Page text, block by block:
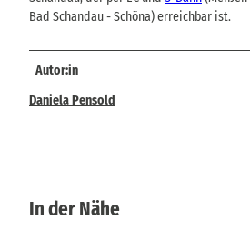
Bad Schandau - Schöna) erreichbar ist.
Autor:in
Daniela Pensold
In der Nähe